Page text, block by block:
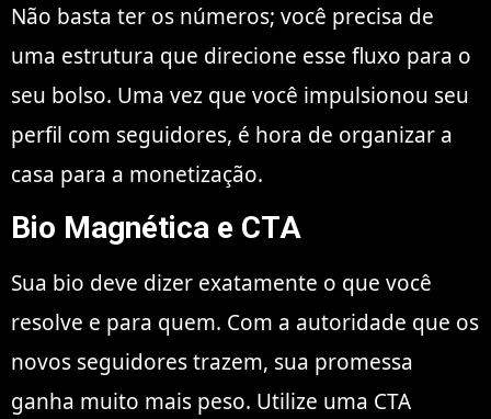
Não basta ter os números; você precisa de
uma estrutura que direcione esse fluxo para o
seu bolso. Uma vez que você impulsionou seu
perfil com seguidores, é hora de organizar a
casa para a monetização.
Bio Magnética e CTA
Sua bio deve dizer exatamente o que você
resolve e para quem. Com a autoridade que os
novos seguidores trazem, sua promessa
ganha muito mais peso. Utilize uma CTA